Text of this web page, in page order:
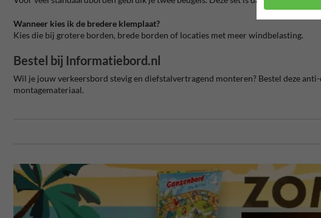
Wanneer kies ik de bredere klemplaat?
Kies die bij grotere borden, brede borden of locaties met meer windbelasting.
Bestel bij Informatiebord.nl
Wil je jouw verkeersbord stevig en diefstalvertragend monteren? Bestel deze
montagemateriaal.